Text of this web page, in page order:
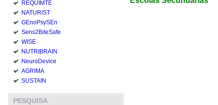
REQUIMTE
NATURIST
GEnoPsySEn
Sens2BiteSafe
WISE
NUTRIBRAIN
NeuroDevice
AGRIMA
SUSTAIN
PESQUISA